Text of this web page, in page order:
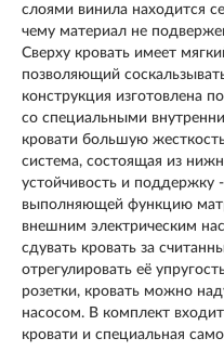
слоями винила находится
чему материал не
Сверху кровать имеет
позволяющий
конструкция изготовлена
со специальными
кровати большую
система, состоящая из
устойчивость и поддержку
выполняющей функцию
внешним электрическим
сдувать кровать за
отрегулировать её
розетки, кровать можно
насосом. В комплект
кровати и специальная